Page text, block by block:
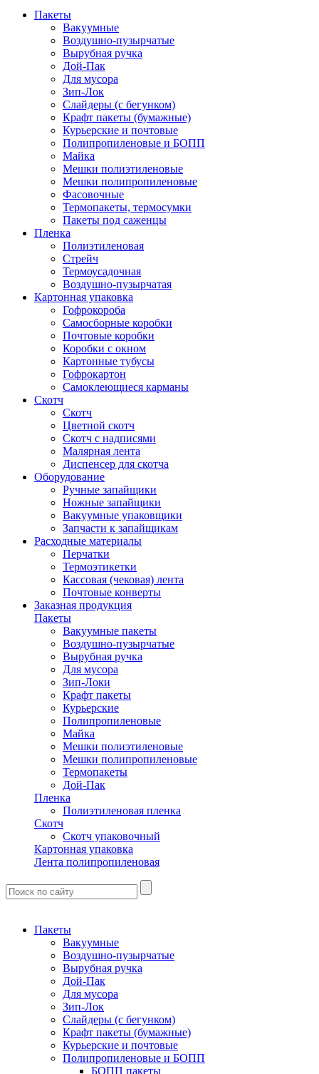
Пакеты
Вакуумные
Воздушно-пузырчатые
Вырубная ручка
Дой-Пак
Для мусора
Зип-Лок
Слайдеры (с бегунком)
Крафт пакеты (бумажные)
Курьерские и почтовые
Полипропиленовые и БОПП
Майка
Мешки полиэтиленовые
Мешки полипропиленовые
Фасовочные
Термопакеты, термосумки
Пакеты под саженцы
Пленка
Полиэтиленовая
Стрейч
Термоусадочная
Воздушно-пузырчатая
Картонная упаковка
Гофрокороба
Самосборные коробки
Почтовые коробки
Коробки с окном
Картонные тубусы
Гофрокартон
Самоклеющиеся карманы
Скотч
Скотч
Цветной скотч
Скотч с надписями
Малярная лента
Диспенсер для скотча
Оборудование
Ручные запайщики
Ножные запайщики
Вакуумные упаковщики
Запчасти к запайщикам
Расходные материалы
Перчатки
Термоэтикетки
Кассовая (чековая) лента
Почтовые конверты
Заказная продукция
Пакеты
Вакуумные пакеты
Воздушно-пузырчатые
Вырубная ручка
Для мусора
Зип-Локи
Крафт пакеты
Курьерские
Полипропиленовые
Майка
Мешки полиэтиленовые
Мешки полипропиленовые
Термопакеты
Дой-Пак
Пленка
Полиэтиленовая пленка
Скотч
Скотч упаковочный
Картонная упаковка
Лента полипропиленовая
Пакеты
Вакуумные
Воздушно-пузырчатые
Вырубная ручка
Дой-Пак
Для мусора
Зип-Лок
Слайдеры (с бегунком)
Крафт пакеты (бумажные)
Курьерские и почтовые
Полипропиленовые и БОПП
БОПП пакеты